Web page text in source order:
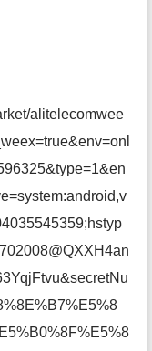
alitelecomwee